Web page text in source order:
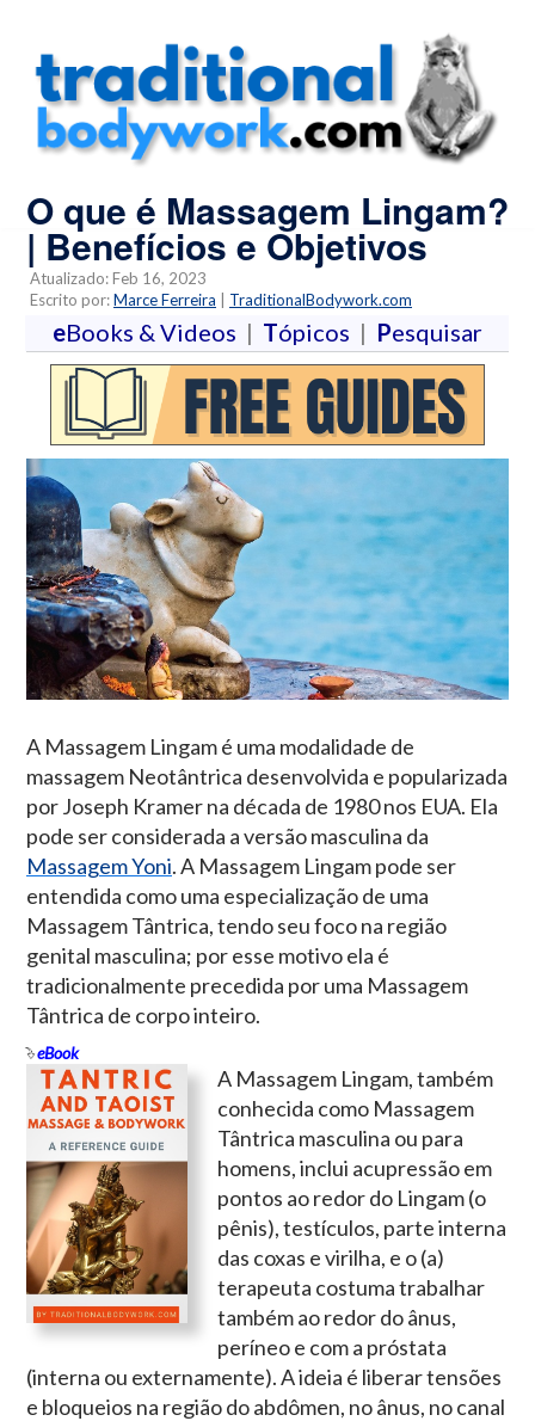
O que é Massagem Lingam?
| Benefícios e Objetivos
Atualizado: Feb 16, 2023
Escrito por:Marce Ferreira TraditionalBodywork.com
eBooks & Videos | Tópicos | Pesquisar
A Massagem Lingam é uma modalidade de
massagem Neotântrica desenvolvida e popularizada
por Joseph Kramer na década de 1980 nos EUA. Ela
pode ser considerada a versão masculina da
Massagem Yoni. A Massagem Lingam pode ser
entendida como uma especialização de uma
Massagem Tântrica, tendo seu foco na região
genital masculina; por esse motivo ela é
tradicionalmente precedida por uma Massagem
Tântrica de corpo inteiro.
eBook
A Massagem Lingam, também
conhecida como Massagem
Tântrica masculina ou para
homens, inclui acupressão em
pontos ao redor do Lingam (o
pênis), testículos, parte interna
das coxas e virilha, e o (a)
terapeuta costuma trabalhar
também ao redor do ânus,
períneo e com a próstata
(interna ou externamente). A ideia é liberar tensões
e bloqueios na região do abdômen, no ânus, no canal